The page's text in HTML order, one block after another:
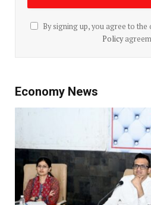
By signing up, you agree to
Policy
Economy News